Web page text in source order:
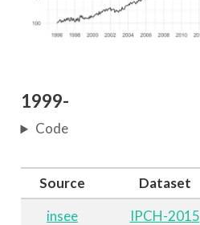
1999-
Code
Source Dataset
insee
IPCH-2015